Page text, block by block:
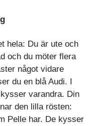
hela: Du är ute och
och du möter flera
något vidare
du en blå Audi. I
varandra. Din
den lilla rösten:
Pelle har. De kysser